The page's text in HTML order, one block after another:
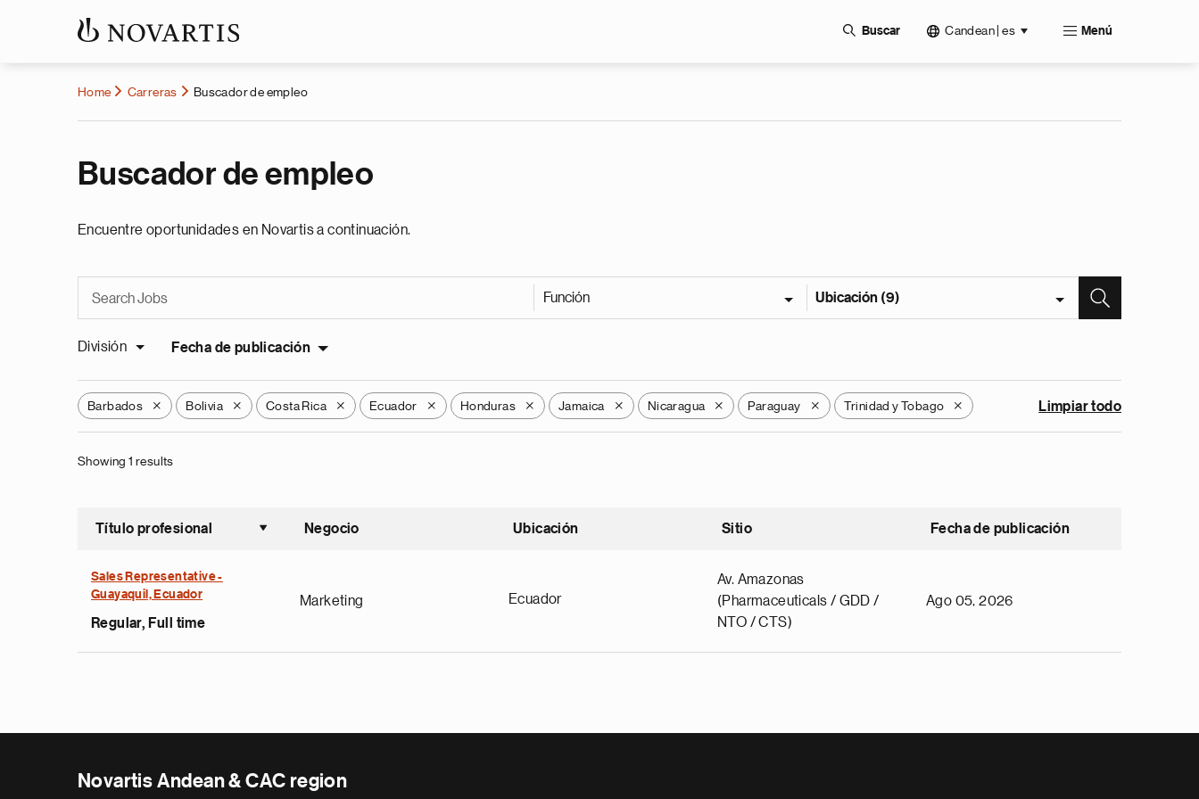
Buscar Candean | es Menú
Home Carreras Buscador de empleo
Buscador de empleo
Encuentre oportunidades en Novartis a continuación.
Función Ubicación (9)
División Fecha de publicación
Barbados X Bolivia X Costa Rica X Ecuador X Honduras X Jamaica X Nicaragua X Paraguay X Trinidad y Tobago X Limpiar todo
Showing 1 results
Título profesional
Ordenar ascendente
Negocio Ubicación Sitio Fecha de publicación
Sales Representative -
Guayaquil, Ecuador
Regular, Full time
Marketing Ecuador
Av. Amazonas
(Pharmaceuticals / GDD /
NTO / CTS)
Ago 05, 2026
Novartis Andean & CAC region